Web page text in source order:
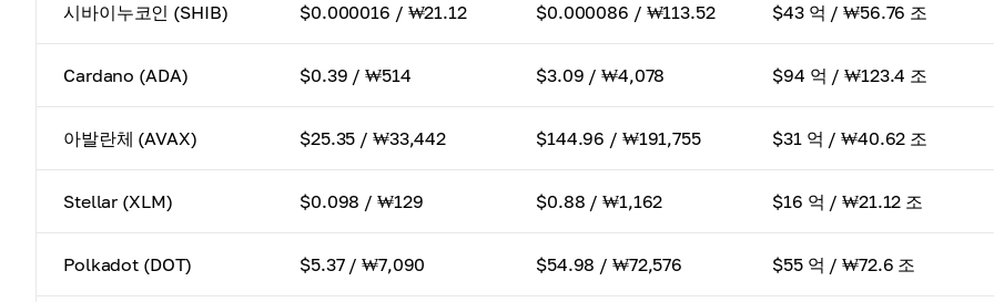
시바이누코인 (SHIB) $0.000016 / ₩21.12 $0.000086 / ₩113.52 $43 억 / ₩56.76 조
Cardano (ADA) $0.39 / ₩514 $3.09 / ₩4,078 $94 억 / ₩123.4 조
아발란체 (AVAX) $25.35 / ₩33,442 $144.96 / ₩191,755 $31 억 / ₩40.62 조
Stellar (XLM) $0.098 / ₩129 $0.88 / ₩1,162 $16 억 / ₩21.12 조
Polkadot (DOT) $5.37 / ₩7,090 $54.98 / ₩72,576 $55 억 / ₩72.6 조